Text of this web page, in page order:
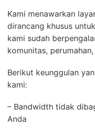
Kami menawarkan
dirancang khusus
kami sudah
komunitas,
Berikut keunggulan
kami:
– Bandwidth tidak
Anda